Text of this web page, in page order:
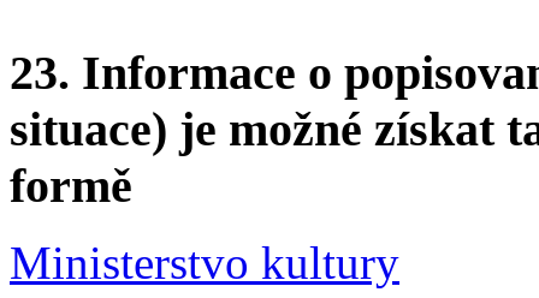
23. Informace o
situace) je možné získat
formě
Ministerstvo kultury